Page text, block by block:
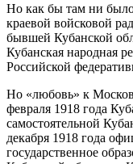
Но как бы там ни
краевой войсковой
бывшей Кубанской
Кубанская народная
Российской
Но «любовь» к
февраля 1918 года
самостоятельной
декабря 1918 года
государственное